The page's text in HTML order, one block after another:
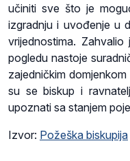
učiniti sve što je
izgradnju i uvođenje u
vrijednostima.
pogledu nastoje
zajedničkim
su se biskup i
upoznati sa stanjem
Izvor: Požeška biskupija